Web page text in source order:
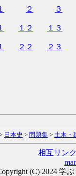
２ ３
１２ １３
２２ ２３
日本史 > 問題集 > 土木・
相互リン
(C) 2024 学